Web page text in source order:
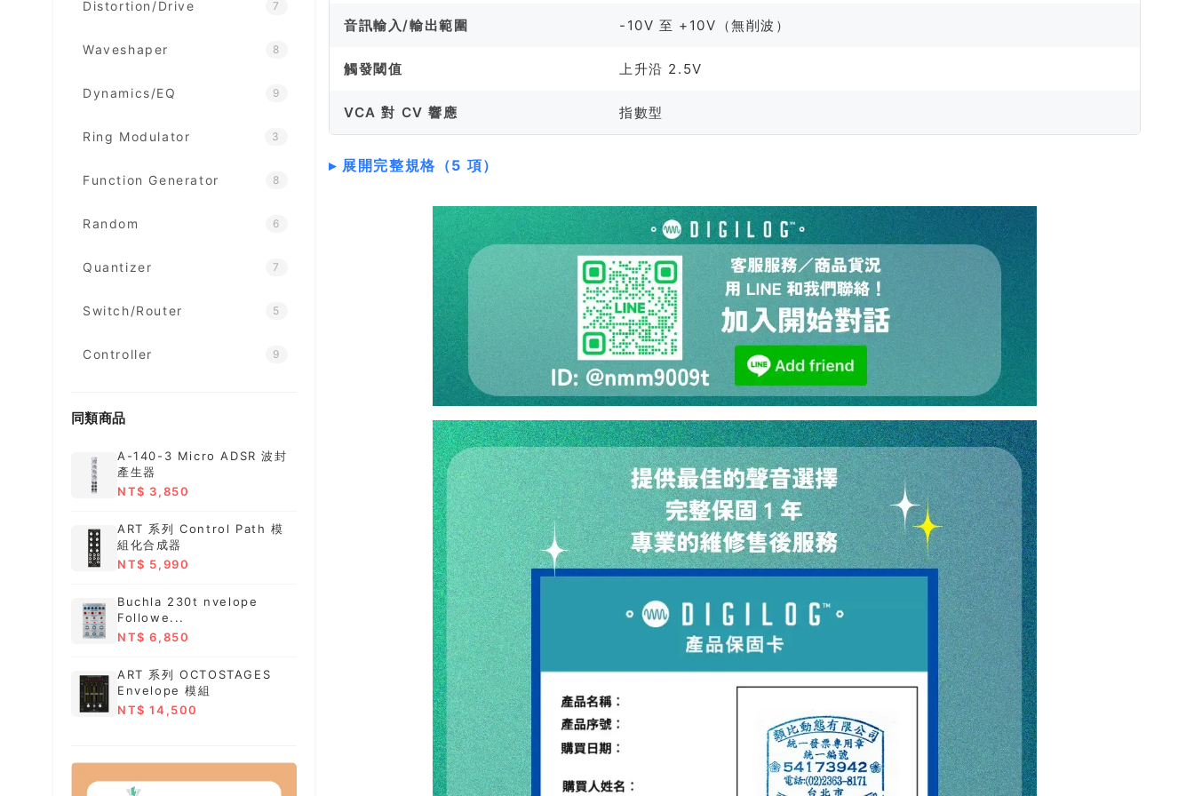
Distortion/Drive 7
Waveshaper 8
Dynamics/EQ 9
Ring Modulator 3
Function Generator 8
Random 6
Quantizer 7
Switch/Router 5
Controller 9
同類商品
A-140-3 Micro ADSR 波封
產生器
NT$ 3,850
ART 系列 Control Path 模
組化合成器
NT$ 5,990
Buchla 230t nvelope
Followe...
NT$ 6,850
ART 系列 OCTOSTAGES
Envelope 模組
NT$ 14,500
音訊輸入/輸出範圍 -10V 至 +10V（無削波）
觸發閾值 上升沿 2.5V
VCA 對 CV 響應 指數型
展開完整規格（5 項）